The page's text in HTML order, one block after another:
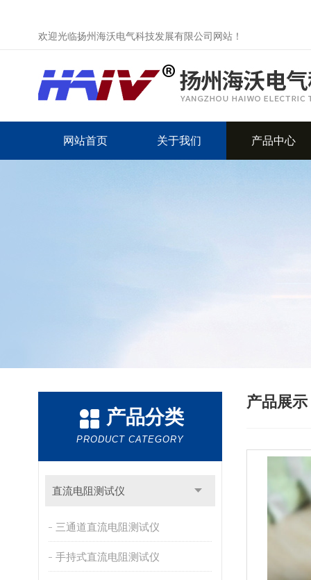
欢迎光临扬州海沃电气科技发展有限公司网站！
网站首页 关于我们 产品中心
产品分类
PRODUCT CATEGORY
直流电阻测试仪
三通道直流电阻测试仪
手持式直流电阻测试仪
产品展示